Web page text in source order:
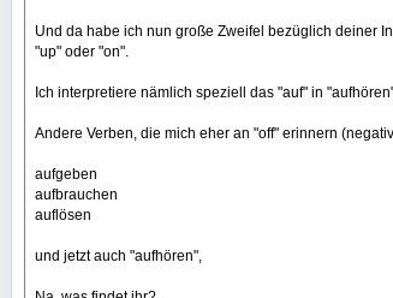
Und da habe ich nun große Zweifel bezüglich deiner
"up" oder "on".
Ich interpretiere nämlich speziell das "auf" in
Andere Verben, die mich eher an "off" erinnern
aufgeben
aufbrauchen
auflösen
und jetzt auch "aufhören",